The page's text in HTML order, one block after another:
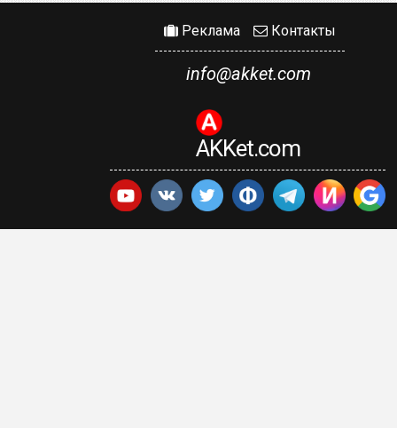
Реклама Контакты
info@akket.com
AKKet.com